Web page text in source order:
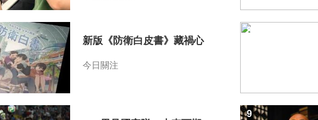
新版《防衛白皮書》藏禍心
今日關注
8
9